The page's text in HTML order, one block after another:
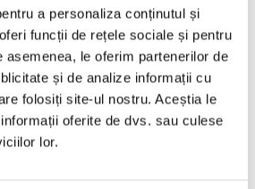
a personaliza conținutul și
funcții de rețele sociale și pentru
asemenea, le oferim partenerilor de
și de analize informații cu
folosiți site-ul nostru. Aceștia le
oferite de dvs. sau culese
lor.